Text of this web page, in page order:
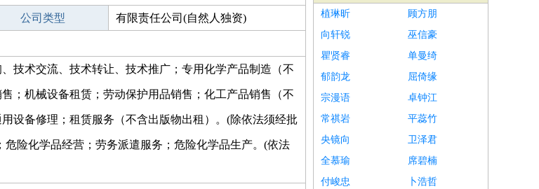
公司类型 有限责任公司(自然人独资)
技术交流、技术转让、技术推广；专用化学产品制造（不
；机械设备租赁；劳动保护用品销售；化工产品销售（不
设备修理；租赁服务（不含出版物出租）。(除依法须经批
险化学品经营；劳务派遣服务；危险化学品生产。(依法
植琳昕
顾方朋
向轩锐
巫信豪
瞿贤睿
单曼绮
郁韵龙
屈倚缘
宗漫语
卓钟江
常祺岩
平蕊竹
央镜向
卫泽君
全慕瑜
席碧楠
付峻忠
卜浩哲